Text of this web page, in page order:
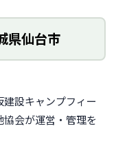
県仙台市
設キャンプフィー
会が運営・管理を